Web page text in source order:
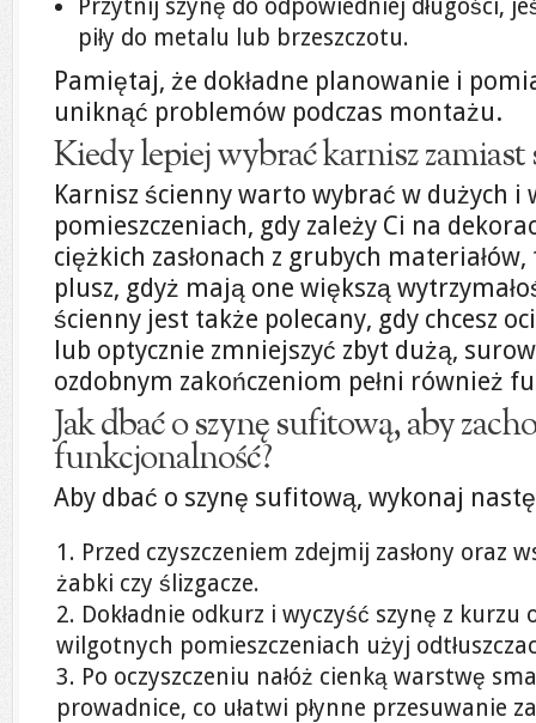
Przytnij szynę do odpowiedniej długości,
piły do metalu lub brzeszczotu.
Pamiętaj, że dokładne planowanie i
uniknąć problemów podczas montażu.
Kiedy lepiej wybrać karnisz
Karnisz ścienny warto wybrać w dużych i
pomieszczeniach, gdy zależy Ci na
ciężkich zasłonach z grubych
plusz, gdyż mają one większą
ścienny jest także polecany, gdy chcesz
lub optycznie zmniejszyć zbyt dużą,
ozdobnym zakończeniom pełni również
Jak dbać o szynę sufitową, aby
funkcjonalność?
Aby dbać o szynę sufitową, wykonaj
Przed czyszczeniem zdejmij zasłony oraz
żabki czy ślizgacze.
Dokładnie odkurz i wyczyść szynę z kurzu
wilgotnych pomieszczeniach użyj
Po oczyszczeniu nałóż cienką warstwę
prowadnice, co ułatwi płynne przesuwanie